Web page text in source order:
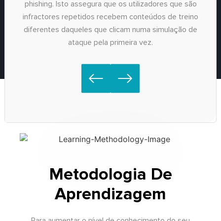
phishing. Isto assegura que os utilizadores que são
infractores repetidos recebem conteúdos de treino
diferentes daqueles que clicam numa simulação de
ataque pela primeira vez.
Metodologia De
Aprendizagem